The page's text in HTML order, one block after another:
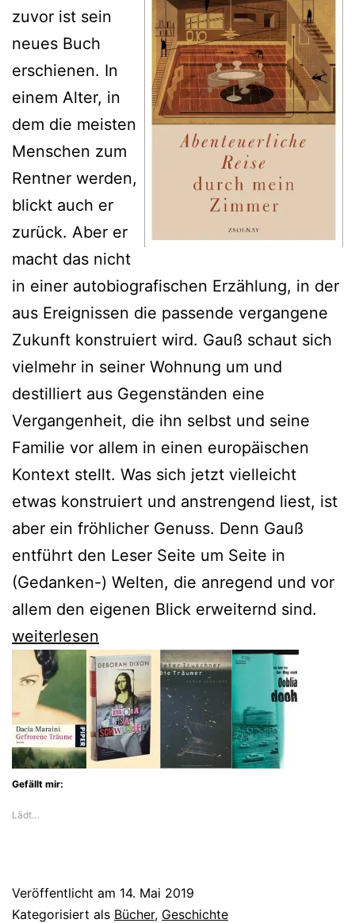
zuvor ist sein
neues Buch
erschienen. In
einem Alter, in
dem die meisten
Menschen zum
Rentner werden,
blickt auch er
zurück. Aber er
macht das nicht
in einer autobiografischen Erzählung, in der
aus Ereignissen die passende vergangene
Zukunft konstruiert wird. Gauß schaut sich
vielmehr in seiner Wohnung um und
destilliert aus Gegenständen eine
Vergangenheit, die ihn selbst und seine
Familie vor allem in einen europäischen
Kontext stellt. Was sich jetzt vielleicht
etwas konstruiert und anstrengend liest, ist
aber ein fröhlicher Genuss. Denn Gauß
entführt den Leser Seite um Seite in
(Gedanken-) Welten, die anregend und vor
allem den eigenen Blick erweiternd sind.
Zum
Geburtstag
streunt
Karl-
Markus
durch
weiterlesen
Gefällt mir:
Lädt…
Veröffentlicht am 14. Mai 2019
Kategorisiert als Bücher, Geschichte